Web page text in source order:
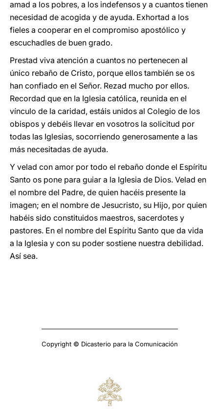
amad a los pobres, a los indefensos y a cuantos tienen
necesidad de acogida y de ayuda. Exhortad a los
fieles a cooperar en el compromiso apostólico y
escuchadles de buen grado.
Prestad viva atención a cuantos no pertenecen al
único rebaño de Cristo, porque ellos también se os
han confiado en el Señor. Rezad mucho por ellos.
Recordad que en la Iglesia católica, reunida en el
vínculo de la caridad, estáis unidos al Colegio de los
obispos y debéis llevar en vosotros la solicitud por
todas las Iglesias, socorriendo generosamente a las
más necesitadas de ayuda.
Y velad con amor por todo el rebaño donde el Espíritu
Santo os pone para guiar a la Iglesia de Dios. Velad en
el nombre del Padre, de quien hacéis presente la
imagen; en el nombre de Jesucristo, su Hijo, por quien
habéis sido constituidos maestros, sacerdotes y
pastores. En el nombre del Espíritu Santo que da vida
a la Iglesia y con su poder sostiene nuestra debilidad.
Así sea.
Copyright © Dicasterio para la Comunicación